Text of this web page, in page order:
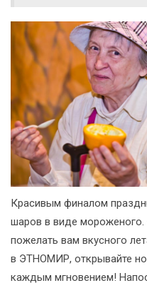
Красивым финалом
шаров в виде мороженого.
пожелать вам вкусного
в ЭТНОМИР, открывайте
каждым мгновением!